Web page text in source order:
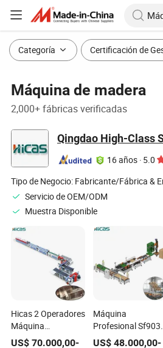
Categoría Certificación de
Máquina de madera
2,000+ fábricas verificadas
16 años · 5.0
Tipo de Negocio: Fabricante/Fábrica &
Servicio de OEM/ODM
Muestra Disponible
Hicas 2 Operadores
Máquina
Automática de
US$70.000,00-
Máquina
Profesional
para Fabricación
US$ 48.000,00-